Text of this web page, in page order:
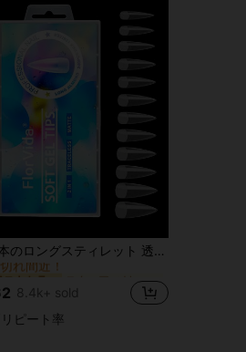
240本のロングスティレット 透明マット 2 in 1 アクリルフェイクネイルエクステンションソフトジェルチップであなたの見た目をアップグレードしましょう。ホームDIYネイルサロンプレスオンネイル ネイル用品 偽ネイル 偽爪 フェイクネイル つけ爪
トセラー スクエア つけ爪を貼る
れ間近！
トセラー
切れ間近！
トセラー
切れ間近！
トセラー スクエア つけ爪を貼る
れ間近！
8.4k+ sold
ピート率